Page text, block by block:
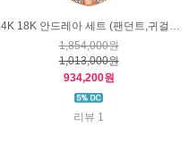
14K 18K 안드레아 세트 (팬던트,귀걸이)
1,854,000원
1,013,000원
934,200원
리뷰 1